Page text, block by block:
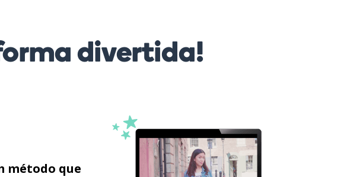
divertida!
método que